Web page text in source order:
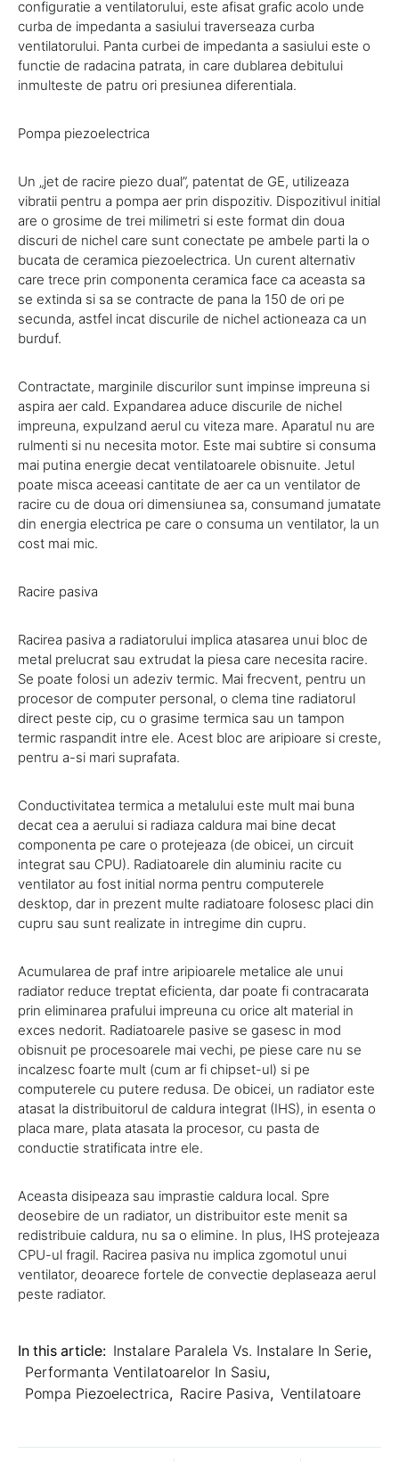
configuratie a ventilatorului, este afisat grafic acolo unde
curba de impedanta a sasiului traverseaza curba
ventilatorului. Panta curbei de impedanta a sasiului este o
functie de radacina patrata, in care dublarea debitului
inmulteste de patru ori presiunea diferentiala.
Pompa piezoelectrica
Un „jet de racire piezo dual”, patentat de GE, utilizeaza
vibratii pentru a pompa aer prin dispozitiv. Dispozitivul initial
are o grosime de trei milimetri si este format din doua
discuri de nichel care sunt conectate pe ambele parti la o
bucata de ceramica piezoelectrica. Un curent alternativ
care trece prin componenta ceramica face ca aceasta sa
se extinda si sa se contracte de pana la 150 de ori pe
secunda, astfel incat discurile de nichel actioneaza ca un
burduf.
Contractate, marginile discurilor sunt impinse impreuna si
aspira aer cald. Expandarea aduce discurile de nichel
impreuna, expulzand aerul cu viteza mare. Aparatul nu are
rulmenti si nu necesita motor. Este mai subtire si consuma
mai putina energie decat ventilatoarele obisnuite. Jetul
poate misca aceeasi cantitate de aer ca un ventilator de
racire cu de doua ori dimensiunea sa, consumand jumatate
din energia electrica pe care o consuma un ventilator, la un
cost mai mic.
Racire pasiva
Racirea pasiva a radiatorului implica atasarea unui bloc de
metal prelucrat sau extrudat la piesa care necesita racire.
Se poate folosi un adeziv termic. Mai frecvent, pentru un
procesor de computer personal, o clema tine radiatorul
direct peste cip, cu o grasime termica sau un tampon
termic raspandit intre ele. Acest bloc are aripioare si creste,
pentru a-si mari suprafata.
Conductivitatea termica a metalului este mult mai buna
decat cea a aerului si radiaza caldura mai bine decat
componenta pe care o protejeaza (de obicei, un circuit
integrat sau CPU). Radiatoarele din aluminiu racite cu
ventilator au fost initial norma pentru computerele
desktop, dar in prezent multe radiatoare folosesc placi din
cupru sau sunt realizate in intregime din cupru.
Acumularea de praf intre aripioarele metalice ale unui
radiator reduce treptat eficienta, dar poate fi contracarata
prin eliminarea prafului impreuna cu orice alt material in
exces nedorit. Radiatoarele pasive se gasesc in mod
obisnuit pe procesoarele mai vechi, pe piese care nu se
incalzesc foarte mult (cum ar fi chipset-ul) si pe
computerele cu putere redusa. De obicei, un radiator este
atasat la distribuitorul de caldura integrat (IHS), in esenta o
placa mare, plata atasata la procesor, cu pasta de
conductie stratificata intre ele.
Aceasta disipeaza sau imprastie caldura local. Spre
deosebire de un radiator, un distribuitor este menit sa
redistribuie caldura, nu sa o elimine. In plus, IHS protejeaza
CPU-ul fragil. Racirea pasiva nu implica zgomotul unui
ventilator, deoarece fortele de convectie deplaseaza aerul
peste radiator.
In this article: Instalare Paralela Vs. Instalare In Serie,
Performanta Ventilatoarelor In Sasiu,
Pompa Piezoelectrica, Racire Pasiva, Ventilatoare